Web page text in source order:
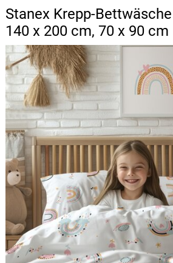
Stanex Krepp-
140 x 200 cm, 70 x 90 cm